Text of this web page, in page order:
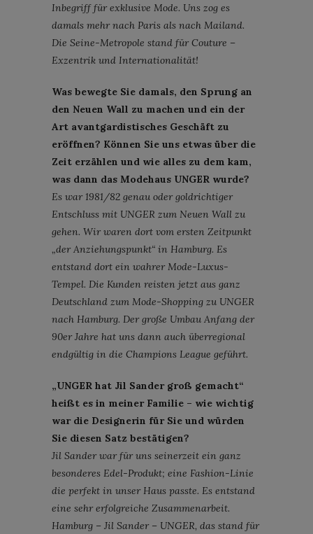
Inbegriff für exklusive Mode. Uns zog es
damals mehr nach Paris als nach Mailand.
Die Seine-Metropole stand für Couture –
Exzentrik und Internationalität!
Was bewegte Sie damals, den Sprung an
den Neuen Wall zu machen und ein der
Art avantgardistisches Geschäft zu
eröffnen? Können Sie uns etwas über die
Zeit erzählen und wie alles zu dem kam,
was dann das Modehaus UNGER wurde?
Es war 1981/82 genau oder goldrichtiger
Entschluss mit UNGER zum Neuen Wall zu
gehen. Wir waren dort vom ersten Zeitpunkt
„der Anziehungspunkt“ in Hamburg. Es
entstand dort ein wahrer Mode-Luxus-
Tempel. Die Kunden reisten jetzt aus ganz
Deutschland zum Mode-Shopping zu UNGER
nach Hamburg. Der große Umbau Anfang der
90er Jahre hat uns dann auch überregional
endgültig in die Champions League geführt.
„UNGER hat Jil Sander groß gemacht“
heißt es in meiner Familie – wie wichtig
war die Designerin für Sie und würden
Sie diesen Satz bestätigen?
Jil Sander war für uns seinerzeit ein ganz
besonderes Edel-Produkt; eine Fashion-Linie
die perfekt in unser Haus passte. Es entstand
eine sehr erfolgreiche Zusammenarbeit.
Hamburg – Jil Sander – UNGER, das stand für